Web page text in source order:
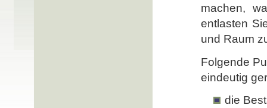
machen,
entlasten
und Raum
Folgende
eindeutig
die